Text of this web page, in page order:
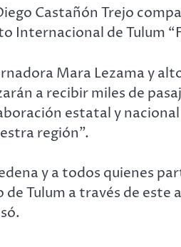
Castañón Trejo
Internacional de Tulum
Mara Lezama y
a recibir miles de
estatal y
región”.
y a todos quienes
Tulum a través de